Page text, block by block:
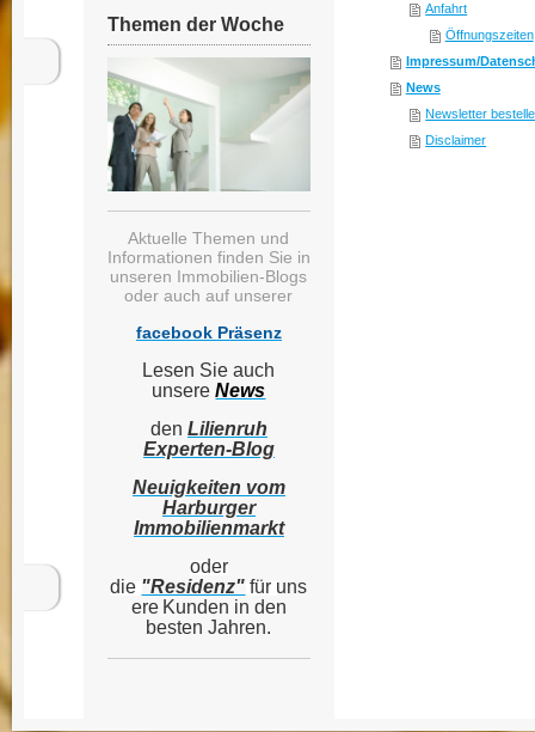
Themen der Woche
Aktuelle Themen und
Informationen finden Sie in
unseren Immobilien-Blogs
oder auch auf unserer
facebook Präsenz
Lesen Sie auch
unsereNews
den Lilienruh
Experten-Blog
Neuigkeiten vom
Harburger
Immobilienmarkt
oder
die "Residenz" für uns
ere Kunden in den
besten Jahren.
Anfahrt
Öffnungszeiten
Impressum/
News
Newsletter
Disclaimer